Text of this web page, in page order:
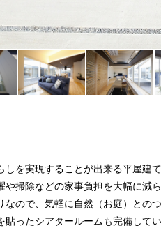
しを実現することが出来る平屋建
や掃除などの家事負担を大幅に減
なので、気軽に自然（お庭）との
貼ったシアタールームも完備して